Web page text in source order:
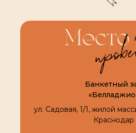
Банкетный
ул. Садовая, 1/1, жилой
Краснодар